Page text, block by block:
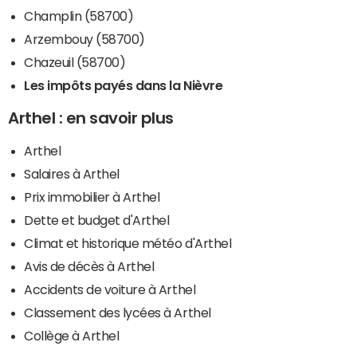
Champlin (58700)
Arzembouy (58700)
Chazeuil (58700)
Les impôts payés dans la Nièvre
Arthel : en savoir plus
Arthel
Salaires à Arthel
Prix immobilier à Arthel
Dette et budget d'Arthel
Climat et historique météo d'Arthel
Avis de décès à Arthel
Accidents de voiture à Arthel
Classement des lycées à Arthel
Collège à Arthel